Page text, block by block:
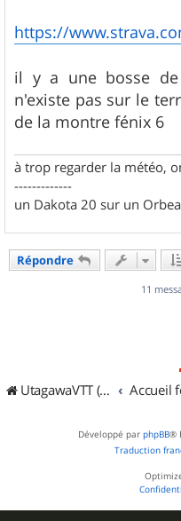
https://
il y a une bosse
n'existe pas sur le
de la montre fénix 6
à trop regarder la météo,
-------------
un Dakota 20 sur un
Répondre
11
UtagawaVTT (Randos VTT et VTTAE avec traces GPS) Accueil
Développé par phpBB®
Traduction